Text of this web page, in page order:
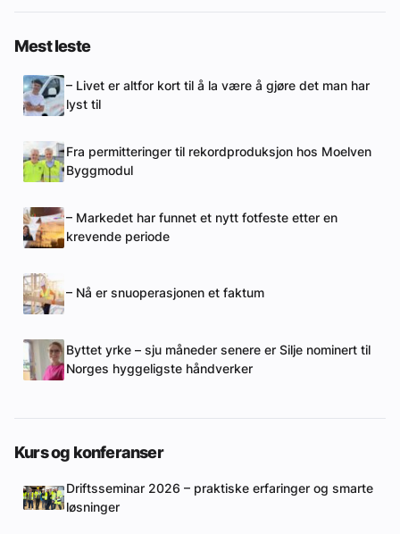
Mest leste
– Livet er altfor kort til å la være å gjøre det man har
lyst til
Fra permitteringer til rekordproduksjon hos Moelven
Byggmodul
– Markedet har funnet et nytt fotfeste etter en
krevende periode
– Nå er snuoperasjonen et faktum
Byttet yrke – sju måneder senere er Silje nominert til
Norges hyggeligste håndverker
Kurs og konferanser
Driftsseminar 2026 – praktiske erfaringer og smarte
løsninger